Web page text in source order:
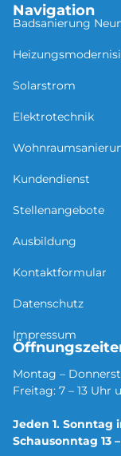
Navigation
Badsanierung
Solarstrom
Elektrotechnik
Kundendienst
Stellenangebote
Ausbildung
Kontaktformular
Datenschutz
Impressum
Montag –
Freitag: 7 – 13 Uhr
Jeden 1. Sonntag
Schausonntag 13